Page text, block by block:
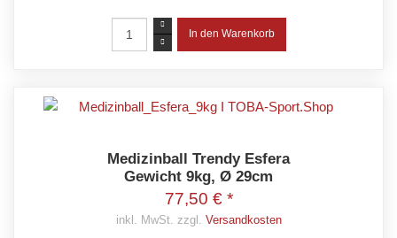
Medizinball Trendy Esfera
Gewicht 9kg, Ø 29cm
77,50 € *
inkl. MwSt. zzgl. Versandkosten